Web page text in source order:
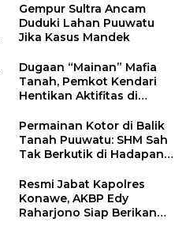
Gempur Sultra Ancam
Duduki Lahan Puuwatu
Jika Kasus Mandek
Dugaan “Mainan” Mafia
Tanah, Pemkot Kendari
Hentikan Aktifitas di
Permainan Kotor di Balik
Tanah Puuwatu: SHM Sah
Tak Berkutik di Hadapan
Resmi Jabat Kapolres
Konawe, AKBP Edy
Raharjono Siap Berikan